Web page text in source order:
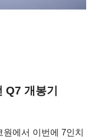
개봉기
에서 이번에 7인치